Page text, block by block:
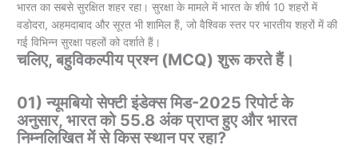
भारत का सबसे सुरक्षित शहर रहा। सुरक्षा के मामले में भारत के शीर्ष 10 शहरों में
वडोदरा, अहमदाबाद और सूरत भी शामिल हैं, जो वैश्विक स्तर पर भारतीय शहरों में की
गई विभिन्न सुरक्षा पहलों को दर्शाते हैं।
चलिए, बहुविकल्पीय प्रश्न (MCQ) शुरू करते हैं।
01) न्यूमबियो सेफ्टी इंडेक्स मिड-2025 रिपोर्ट के
अनुसार, भारत को 55.8 अंक प्राप्त हुए और भारत
निम्नलिखित में से किस स्थान पर रहा?